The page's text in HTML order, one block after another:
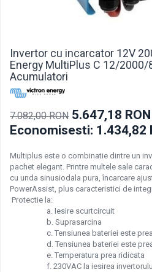
Sisteme de management (BMS)
Redresoare auto, moto, barci si
stationare
Invertor cu incarcator 12V
Energy MultiPlus C 12/2000/
Acumulatori
7.082,00 RON 5.647,18 RON
Economisesti: 1.434,82
Multiplus este o combinatie dintre un
pachet elegant. Printre multele sale
cu unda sinusiodala pura, încarcare
PowerAssist, plus caracteristici de
Protectie la:
a. Iesire scurtcircuit
b. Suprasarcina
c. Tensiunea bateriei este prea
d. Tensiunea bateriei este prea
e. Temperatura prea ridicata
f. 230VAC la iesirea